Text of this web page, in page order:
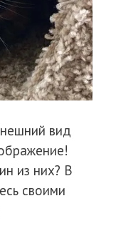
вид
из них? В
своими